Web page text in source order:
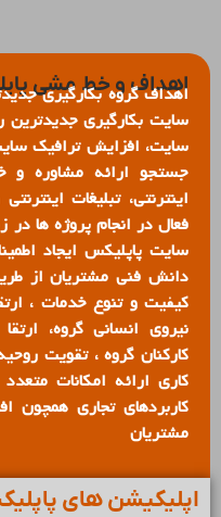
اهداف و خط مشی
اهداف گروه بکارگیری
سایت بکارگیری جدیدترین
سایت، افزایش ترافیک
جستجو ارائه مشاوره و
اینترنتی، تبلیغات
فعال در انجام پروژه ها
سایت پاپلیکس ایجاد
دانش فنی مشتریان از
کیفیت و تنوع خدمات ،
نیروی انسانی گروه،
کارکنان گروه ، تقویت
کاری ارائه امکانات
کاربردهای تجاری
مشتریان
اپلیکیشن های